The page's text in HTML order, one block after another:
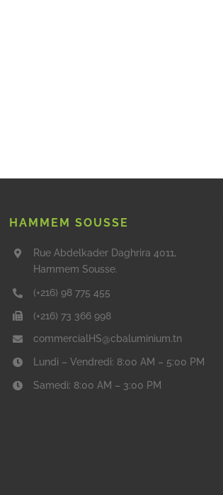
HAMMEM SOUSSE
Rue Abdelkader Daghrira 4011,
Hammem Sousse.
(+216) 98 775 455
(+216) 73 366 998
commercialHS@cbaluminium.tn
Lundi – Vendredi: 8:00 AM – 5:00 PM
Samedi: 8:00 AM – 3:00 PM